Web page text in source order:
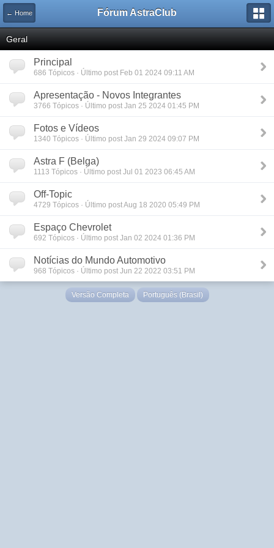
← Home Fórum AstraClub
Geral
Principal
686 Tópicos · Último post Feb 01 2024 09:11 AM
Apresentação - Novos Integrantes
3766 Tópicos · Último post Jan 25 2024 01:45 PM
Fotos e Vídeos
1340 Tópicos · Último post Jan 29 2024 09:07 PM
Astra F (Belga)
1113 Tópicos · Último post Jul 01 2023 06:45 AM
Off-Topic
4729 Tópicos · Último post Aug 18 2020 05:49 PM
Espaço Chevrolet
692 Tópicos · Último post Jan 02 2024 01:36 PM
Notícias do Mundo Automotivo
968 Tópicos · Último post Jun 22 2022 03:51 PM
Versão Completa Português (Brasil)